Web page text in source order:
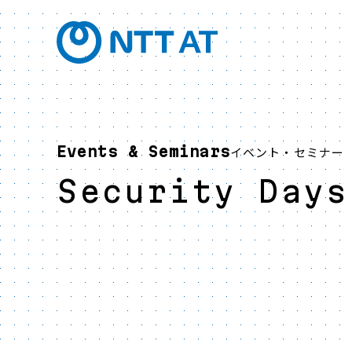
Events & Seminarsイベント・セミナー
Security